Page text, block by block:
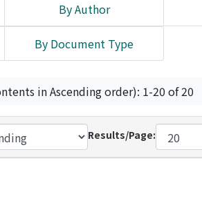
By Author
By Document Type
in Ascending order): 1-20 of 20
Results/Page: